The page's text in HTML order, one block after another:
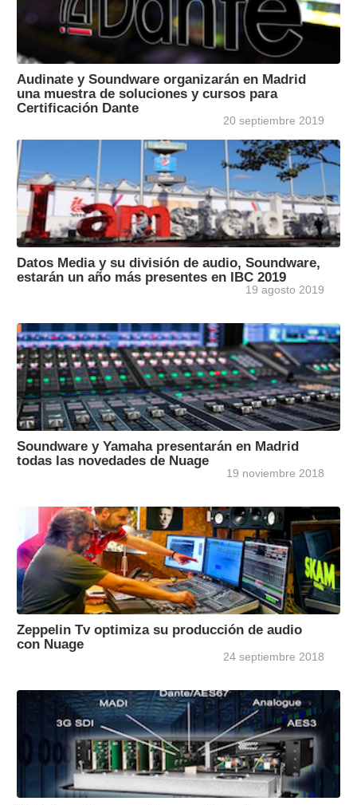
Audinate y Soundware organizarán en Madrid
una muestra de soluciones y cursos para
Certificación Dante
20 septiembre 2019
Datos Media y su división de audio, Soundware,
estarán un año más presentes en IBC 2019
19 agosto 2019
Soundware y Yamaha presentarán en Madrid
todas las novedades de Nuage
19 noviembre 2018
Zeppelin Tv optimiza su producción de audio
con Nuage
24 septiembre 2018